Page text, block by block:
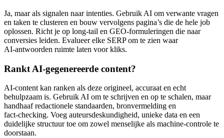
Ja, maar als signalen naar intenties. Gebruik AI om verwante vragen
en taken te clusteren en bouw vervolgens pagina’s die de hele job
oplossen. Richt je op long‑tail en GEO‑formuleringen die naar
conversies leiden. Evalueer elke SERP om te zien waar
AI‑antwoorden ruimte laten voor kliks.
Rankt AI‑gegenereerde content?
AI‑content kan ranken als deze origineel, accuraat en echt
behulpzaam is. Gebruik AI om te schrijven en op te schalen, maar
handhaaf redactionele standaarden, bronvermelding en
fact‑checking. Voeg auteursdeskundigheid, unieke data en een
duidelijke structuur toe om zowel menselijke als machine‑controle te
doorstaan.